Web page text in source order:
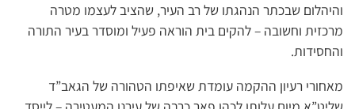
והיהלום שבכתר הנהגתו של רב העיר, שהציב לעצמו מטרה
מרכזית וחשובה – להקים בית הוראה פעיל ומוסדר בעיר התורה
והחסידות.
מאחורי רעיון ההקמה עומדת שאיפתו הטהורה של הגאב”ד